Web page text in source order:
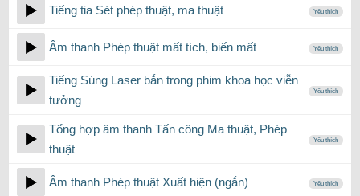
Tiếng tia Sét phép thuật, ma thuật Yêu thích
Âm thanh Phép thuật mất tích, biến mất Yêu thích
Tiếng Súng Laser bắn trong phim khoa học viễn
tưởng
Yêu thích
Tổng hợp âm thanh Tấn công Ma thuật, Phép
thuật
Yêu thích
Âm thanh Phép thuật Xuất hiện (ngắn) Yêu thích